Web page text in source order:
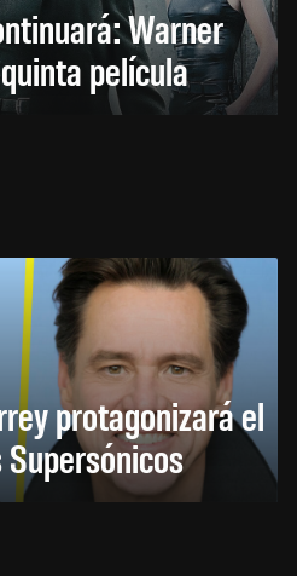
Warner
película
protagonizará el